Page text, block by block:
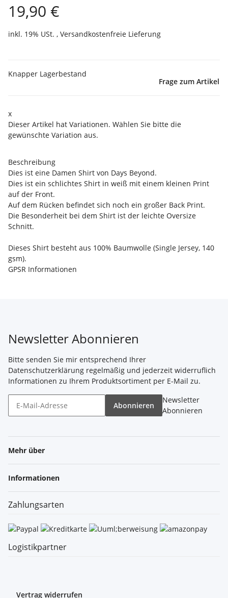
19,90 €
inkl. 19% USt. , Versandkostenfreie Lieferung
Knapper Lagerbestand
Frage zum Artikel
x
Dieser Artikel hat Variationen. Wählen Sie bitte die
gewünschte Variation aus.
Beschreibung
Dies ist eine Damen Shirt von Days Beyond.
Dies ist ein schlichtes Shirt in weiß mit einem kleinen Print
auf der Front.
Auf dem Rücken befindet sich noch ein großer Back Print.
Die Besonderheit bei dem Shirt ist der leichte Oversize
Schnitt.
Dieses Shirt besteht aus 100% Baumwolle (Single Jersey, 140
gsm).
GPSR Informationen
Newsletter Abonnieren
Bitte senden Sie mir entsprechend Ihrer
Datenschutzerklärung regelmäßig und jederzeit widerruflich
Informationen zu Ihrem Produktsortiment per E-Mail zu.
Abonnieren
Newsletter
Abonnieren
Mehr über
Informationen
Zahlungsarten
Logistikpartner
Vertrag widerrufen